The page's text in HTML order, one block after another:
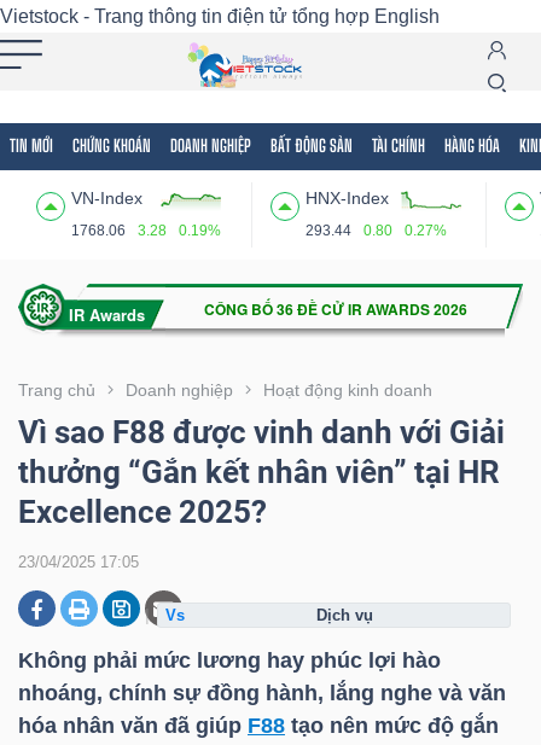
Vietstock - Trang thông tin điện tử tổng hợp English
TIN MỚI CHỨNG KHOÁN DOANH NGHIỆP BẤT ĐỘNG SẢN TÀI CHÍNH HÀNG HÓA
VN-Index
1768.06 3.28 0.19%
HNX-Index
293.44 0.80 0.27%
Trang chủ Doanh nghiệp Hoạt động kinh doanh
Vì sao F88 được vinh danh với Giải
thưởng “Gắn kết nhân viên” tại HR
Excellence 2025?
23/04/2025 17:05
Không phải mức lương hay phúc lợi hào
nhoáng, chính sự đồng hành, lắng nghe và văn
hóa nhân văn đã giúp F88 tạo nên mức độ gắn
dịch vụ
Tất cả Tính năng Ngành Mã chứng khoán
Tính
(-)
VIETSTOCK
CHỨNG
KHOÁN
DOANH
NGHIỆP